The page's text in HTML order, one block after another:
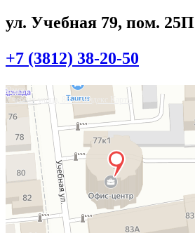
ул. Учебная 79, пом. 25П
+7 (3812) 38-20-50
Омск
Учебная улица, 86 — Яндекс.Карты